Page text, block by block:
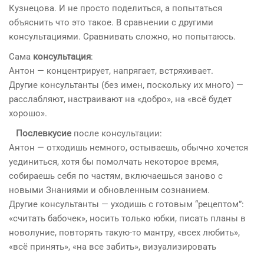
Кузнецова. И не просто поделиться, а попытаться
объяснить что это такое. В сравнении с другими
консультациями. Сравнивать сложно, но попытаюсь.
Сама консультация:
Антон — концентрирует, напрягает, встряхивает.
Другие консультанты (без имен, поскольку их много) —
расслабляют, настраивают на «добро», на «всё будет
хорошо».
Послевкусие после консультации:
Антон — отходишь немного, остываешь, обычно хочется
уединиться, хотя бы помолчать некоторое время,
собираешь себя по частям, включаешься заново с
новыми Знаниями и обновленным сознанием.
Другие консультанты — уходишь с готовым “рецептом”:
«считать бабочек», носить только юбки, писать планы в
новолуние, повторять такую-то мантру, «всех любить»,
«всё принять», «на все забить», визуализировать